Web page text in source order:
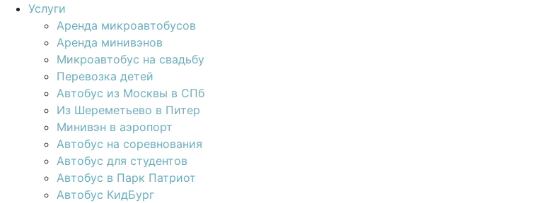
Услуги
Аренда микроавтобусов
Аренда минивэнов
Микроавтобус на свадьбу
Перевозка детей
Автобус из Москвы в СПб
Из Шереметьево в Питер
Минивэн в аэропорт
Автобус на соревнования
Автобус для студентов
Автобус в Парк Патриот
Автобус КидБург